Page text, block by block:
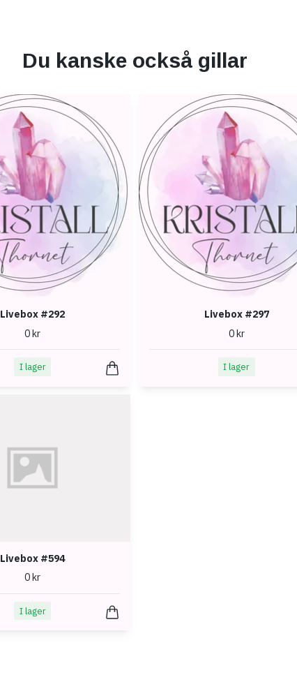
Du kanske också gillar
Livebox #292
0 kr
I lager
Livebox #297
0 kr
I lager
Livebox #594
0 kr
I lager